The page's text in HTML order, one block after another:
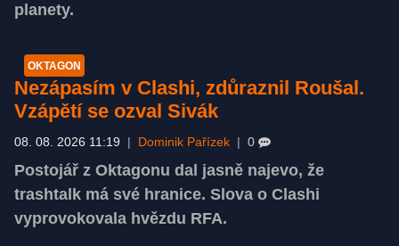
planety.
OKTAGON
Nezápasím v Clashi, zdůraznil Roušal.
Vzápětí se ozval Sivák
08. 08. 2026 11:19 Dominik Pařízek 0
Postojář z Oktagonu dal jasně najevo, že
trashtalk má své hranice. Slova o Clashi
vyprovokovala hvězdu RFA.